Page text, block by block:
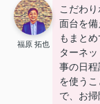
福原 拓也
こだわ
面台を
もまと
ターネ
事の日
を使う
で、お